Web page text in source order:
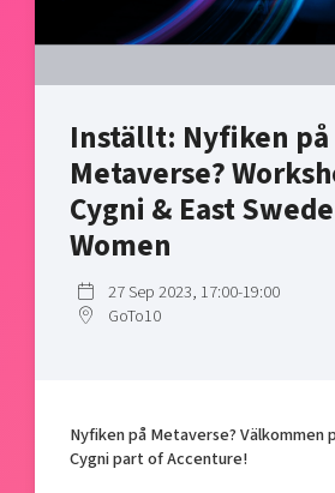
Shaping cities and regions
Bright East
East Sweden Tech Women
Reversed mentorship
Current offers and activities
Offers to boost your business
Funding opportunities
Our community of companies
Projects
Publications
Project toolbox
Our clusters
Reach out to us
Inställt: Nyfiken på
Metaverse?
Cygni & East
Women
27 Sep 2023, 17:00-19:00
GoTo10
Nyfiken på Metaverse? Välkommen
Cygni part of Accenture!